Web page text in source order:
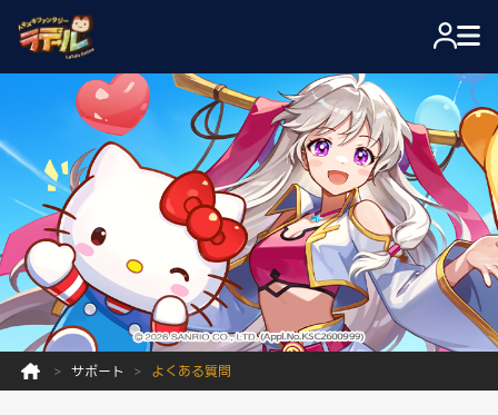
サポート よくある質問